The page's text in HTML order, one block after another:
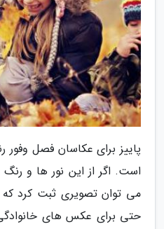
پاییز برای عکاسان فصل وفور
است. اگر از این نور ها و
می توان تصویری ثبت کرد که
حتی برای عکس های